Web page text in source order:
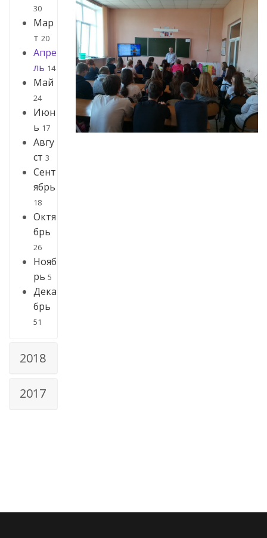
30
Мар
т 20
Апре
ль 14
Май
24
Июн
ь 17
Авгу
ст 3
Сент
ябрь
18
Октя
брь
26
Нояб
рь 5
Дека
брь
51
2018
2017